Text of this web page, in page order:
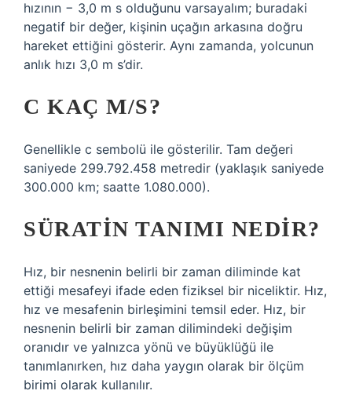
hızının − 3,0 m s olduğunu varsayalım; buradaki
negatif bir değer, kişinin uçağın arkasına doğru
hareket ettiğini gösterir. Aynı zamanda, yolcunun
anlık hızı 3,0 m s’dir.
C KAÇ M/S?
Genellikle c sembolü ile gösterilir. Tam değeri
saniyede 299.792.458 metredir (yaklaşık saniyede
300.000 km; saatte 1.080.000).
SÜRATIN TANIMI NEDIR?
Hız, bir nesnenin belirli bir zaman diliminde kat
ettiği mesafeyi ifade eden fiziksel bir niceliktir. Hız,
hız ve mesafenin birleşimini temsil eder. Hız, bir
nesnenin belirli bir zaman dilimindeki değişim
oranıdır ve yalnızca yönü ve büyüklüğü ile
tanımlanırken, hız daha yaygın olarak bir ölçüm
birimi olarak kullanılır.